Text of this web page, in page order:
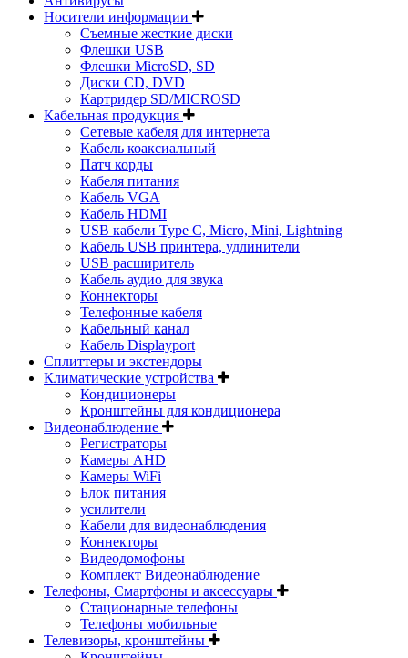
Носители информации
Съемные жесткие диски
Флешки USB
Флешки MicroSD, SD
Диски CD, DVD
Картридер SD/MICROSD
Кабельная продукция
Сетевые кабеля для интернета
Кабель коаксиальный
Патч корды
Кабеля питания
Кабель VGA
Кабель HDMI
USB кабели Type C, Micro, Mini, Lightning
Кабель USB принтера, удлинители
USB расширитель
Кабель аудио для звука
Коннекторы
Телефонные кабеля
Кабельный канал
Кабель Displayport
Сплиттеры и экстендоры
Климатические устройства
Кондиционеры
Кронштейны для кондиционера
Видеонаблюдение
Регистраторы
Камеры AHD
Камеры WiFi
Блок питания
усилители
Кабели для видеонаблюдения
Коннекторы
Видеодомофоны
Комплект Видеонаблюдение
Телефоны, Смартфоны и аксессуары
Стационарные телефоны
Телефоны мобильные
Телевизоры, кронштейны